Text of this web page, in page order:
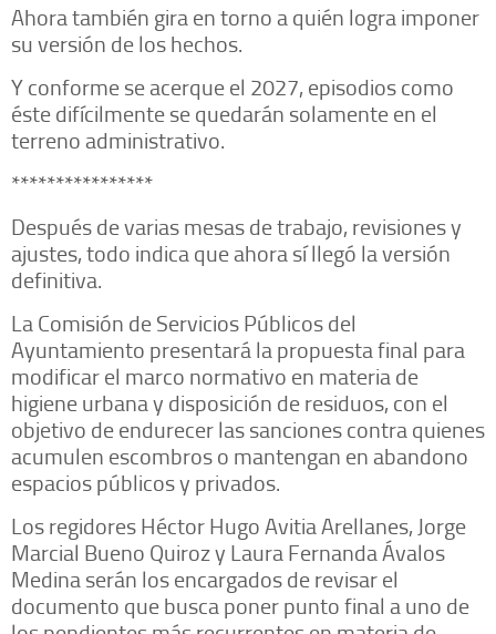
Ahora también gira en torno a quién logra imponer
su versión de los hechos.
Y conforme se acerque el 2027, episodios como
éste difícilmente se quedarán solamente en el
terreno administrativo.
****************
Después de varias mesas de trabajo, revisiones y
ajustes, todo indica que ahora sí llegó la versión
definitiva.
La Comisión de Servicios Públicos del
Ayuntamiento presentará la propuesta final para
modificar el marco normativo en materia de
higiene urbana y disposición de residuos, con el
objetivo de endurecer las sanciones contra quienes
acumulen escombros o mantengan en abandono
espacios públicos y privados.
Los regidores Héctor Hugo Avitia Arellanes, Jorge
Marcial Bueno Quiroz y Laura Fernanda Ávalos
Medina serán los encargados de revisar el
documento que busca poner punto final a uno de